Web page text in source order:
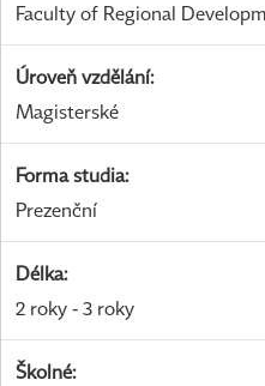
Faculty of Regional
Úroveň vzdělání:
Magisterské
Forma studia:
Prezenční
Délka:
2 roky - 3 roky
Školné: